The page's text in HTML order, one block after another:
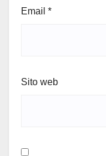
Email *
Sito web